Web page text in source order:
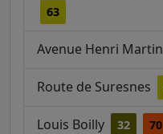
63
Avenue Henri Martin
Route de Suresnes
Louis Boilly 32 70